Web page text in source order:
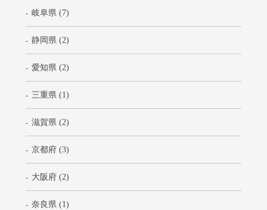
岐阜県 (7)
静岡県 (2)
愛知県 (2)
三重県 (1)
滋賀県 (2)
京都府 (3)
大阪府 (2)
奈良県 (1)